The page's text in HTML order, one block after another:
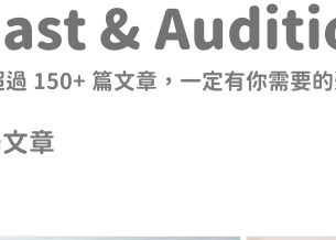
&
過 150+ 篇文章，一定有你需要的
章